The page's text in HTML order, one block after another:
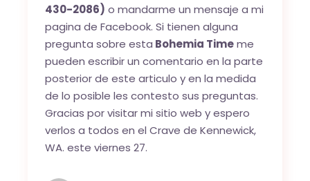
430-2086) o mandarme un mensaje a mi
pagina deFacebook. Si tienen alguna
pregunta sobre esta Bohemia Timeme
pueden escribir un comentario en la parte
posterior de este articulo y en la medida
de lo posible les contesto sus preguntas.
Gracias por visitar mi sitio web y espero
verlos a todos en el Crave de Kennewick,
WA. este viernes 27.